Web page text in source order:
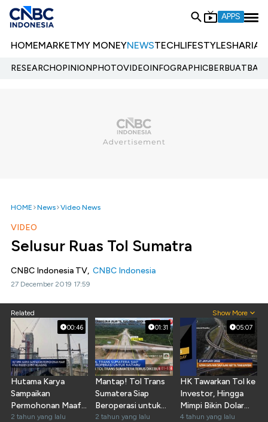
APPS
HOMEMARKETMY MONEYNEWSTECHLIFESTYLESHARIA
RESEARCHOPINIONPHOTOVIDEOINFOGRAPHIC
HOME News Video News
VIDEO
Selusur Ruas Tol Sumatra
CNBC Indonesia TV, CNBC Indonesia
27 December 2019 17:59
Related Show More
00:46
Hutama Karya
Sampaikan
Permohonan Maaf
Atas Insiden Di
2 tahun yang lalu
01:31
Mantap! Tol Trans
Sumatera Siap
Beroperasi untuk
Nataru
2 tahun yang lalu
05:07
HK Tawarkan Tol ke
Investor, Hingga
Mimpi Bikin Dolar
Digital
4 tahun yang lalu